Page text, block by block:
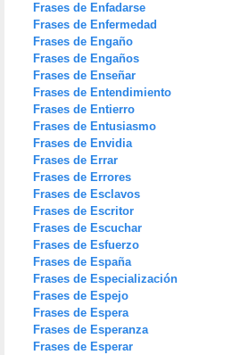
Frases de Enfadarse
Frases de Enfermedad
Frases de Engaño
Frases de Engaños
Frases de Enseñar
Frases de Entendimiento
Frases de Entierro
Frases de Entusiasmo
Frases de Envidia
Frases de Errar
Frases de Errores
Frases de Esclavos
Frases de Escritor
Frases de Escuchar
Frases de Esfuerzo
Frases de España
Frases de Especialización
Frases de Espejo
Frases de Espera
Frases de Esperanza
Frases de Esperar